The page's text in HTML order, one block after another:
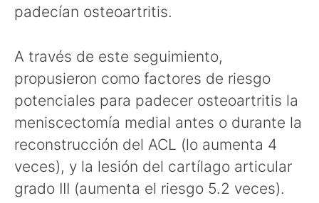
padecían osteoartritis.
A través de este seguimiento,
propusieron como factores de riesgo
potenciales para padecer osteoartritis la
meniscectomía medial antes o durante la
reconstrucción del ACL (lo aumenta 4
veces), y la lesión del cartílago articular
grado III (aumenta el riesgo 5.2 veces).